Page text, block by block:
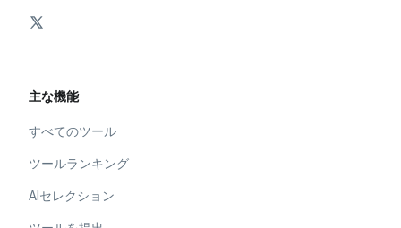
主な機能
すべてのツール
ツールランキング
AIセレクション